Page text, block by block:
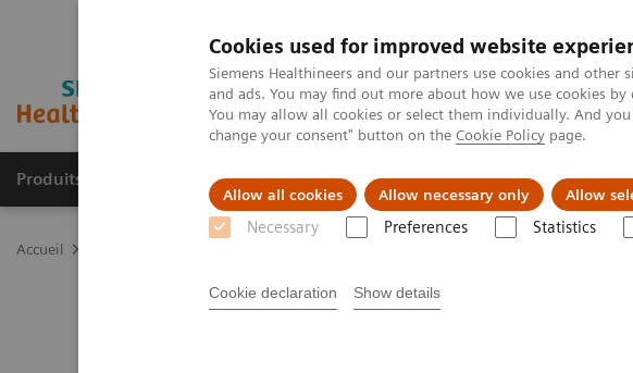
Cookies used for improved website
Siemens Healthineers and our partners use cookies and
and ads. You may find out more about how we use cookies
You may allow all cookies or select them individually. And
change your consent" button on the Cookie Policy page.
Allow all cookies Allow necessary only Allow
Necessary Preferences Statistics
Cookie declaration Show details
Produits & services Spécialités cliniques Formations &
Accueil